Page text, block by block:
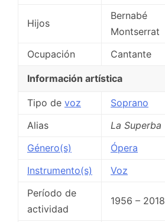
Hijos
Bernabé
Montserrat
Ocupación
Cantante
Información artística
Tipo de voz
Soprano
Alias
La Superba
Género(s)
Ópera
Instrumento(s)
Voz
Período de
actividad
1956 – 2018